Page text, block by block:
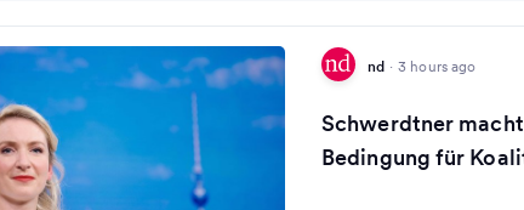
nd · 3 hours ago
Schwerdtner
Bedingung für